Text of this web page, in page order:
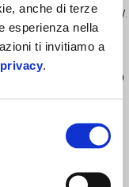
anche di terze
esperienza nella
ti invitiamo a
privacy
100% Made in Italy.
separatamente.
rapido, apertura e
personalizzata Moto
e polvere.